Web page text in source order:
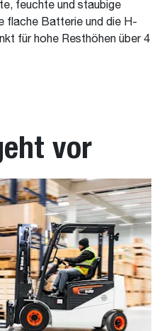
feuchte und staubige
flache Batterie und die H-
für hohe Resthöhen über 4
vor